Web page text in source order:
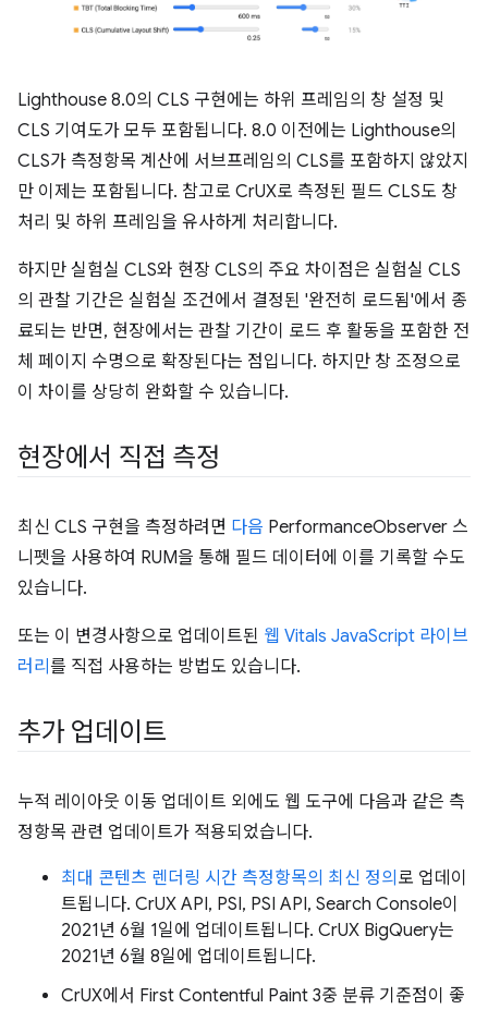
Lighthouse 8.0의 CLS 구현에는 하위 프레임의 창 설정 및
CLS 기여도가 모두 포함됩니다. 8.0 이전에는 Lighthouse의
CLS가 측정항목 계산에 서브프레임의 CLS를 포함하지 않았지
만 이제는 포함됩니다. 참고로 CrUX로 측정된 필드 CLS도 창
처리 및 하위 프레임을 유사하게 처리합니다.
하지만 실험실 CLS와 현장 CLS의 주요 차이점은 실험실 CLS
의 관찰 기간은 실험실 조건에서 결정된 '완전히 로드됨'에서 종
료되는 반면, 현장에서는 관찰 기간이 로드 후 활동을 포함한 전
체 페이지 수명으로 확장된다는 점입니다. 하지만 창 조정으로
이 차이를 상당히 완화할 수 있습니다.
현장에서 직접 측정
최신 CLS 구현을 측정하려면 다음 PerformanceObserver 스
니펫을 사용하여 RUM을 통해 필드 데이터에 이를 기록할 수도
있습니다.
또는 이 변경사항으로 업데이트된 웹 Vitals JavaScript 라이브
러리 를 직접 사용하는 방법도 있습니다.
추가 업데이트
누적 레이아웃 이동 업데이트 외에도 웹 도구에 다음과 같은 측
정항목 관련 업데이트가 적용되었습니다.
최대 콘텐츠 렌더링 시간 측정항목의 최신 정의 로 업데이
트됩니다. CrUX API, PSI, PSI API, Search Console이
2021년 6월 1일에 업데이트됩니다. CrUX BigQuery는
2021년 6월 8일에 업데이트됩니다.
CrUX에서 First Contentful Paint 3중 분류 기준점이 좋